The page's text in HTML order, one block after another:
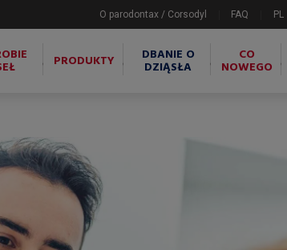
O parodontax / Corsodyl FAQ PL
PRODUKTY DBANIE O
DZIĄSŁA
CO
NOWEGO